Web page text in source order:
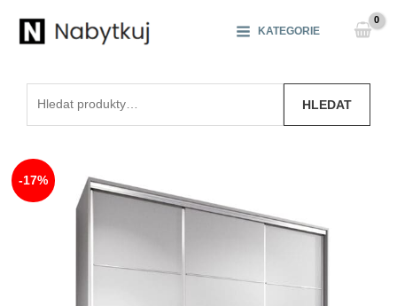
KATEGORIE
HLEDAT
-17%